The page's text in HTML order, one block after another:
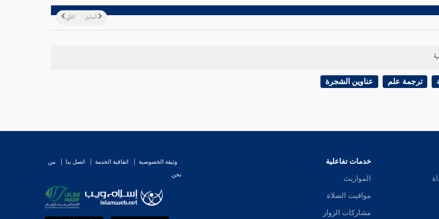
التالي السابق
ترجمة علم عناوين الشجرة
خدمات تفاعلية
المواريث
مواقيت الصلاة
مشاركات الزوار
وثيقة الخصوصية اتفاقية الخدمة اتصل بنا
من
نحن